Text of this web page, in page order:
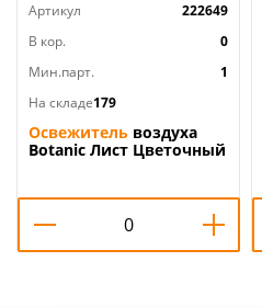
Артикул
222649
В кор.
0
Мин.парт.
1
На складе179
Освежитель воздуха
Botanic Лист Цветочный